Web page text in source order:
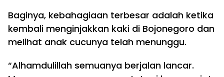
Baginya, kebahagiaan terbesar adalah ketika
kembali menginjakkan kaki di Bojonegoro dan
melihat anak cucunya telah menunggu.
“Alhamdulillah semuanya berjalan lancar.